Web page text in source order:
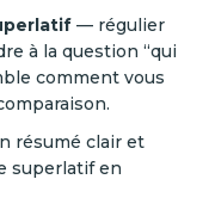
— régulier
à la question “qui
comment vous
résumé clair et
superlatif en